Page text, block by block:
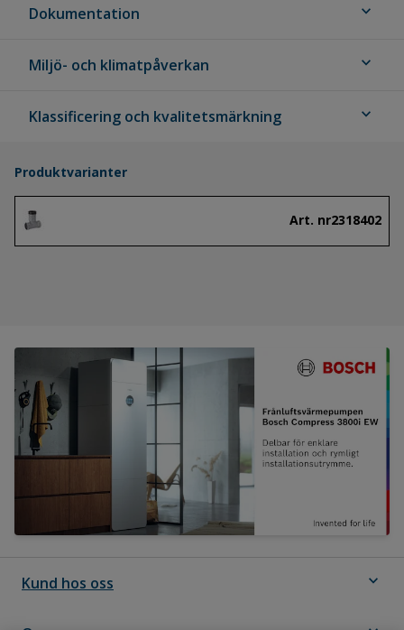
Dokumentation expand_more
Miljö- och klimatpåverkan expand_more
Klassificering och kvalitetsmärkning expand_more
Produktvarianter
Art. nr2318402
Kund hos oss expand_more